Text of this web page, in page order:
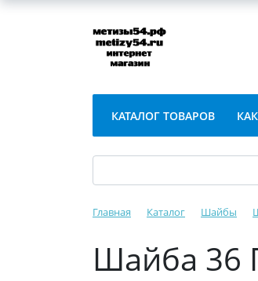
КАТАЛОГ ТОВАРОВ
Главная Каталог Шайбы
Шайба 36